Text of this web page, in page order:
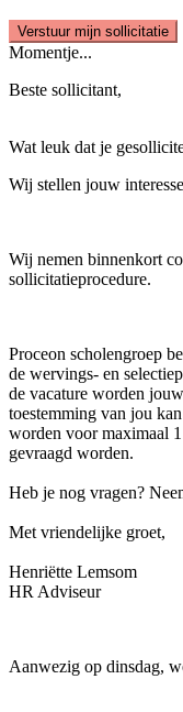
Momentje...
Beste sollicitant,
Wat leuk dat je
Wij stellen jouw
Wij nemen binnenkort
sollicitatieprocedure.
Proceon scholengroep
de wervings- en
de vacature worden
toestemming van jou
worden voor maximaal
gevraagd worden.
Heb je nog vragen?
Met vriendelijke groet,
Henriëtte Lemsom
HR Adviseur
Aanwezig op dinsdag,